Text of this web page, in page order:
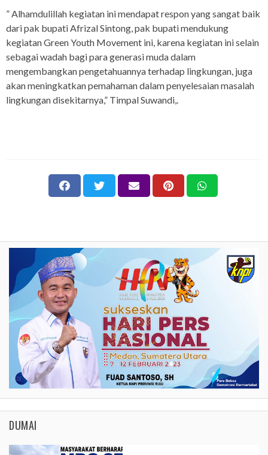
” Alhamdulillah kegiatan ini mendapat respon yang sangat baik
dari pak bupati Afrizal Sintong, pak bupati mendukung
kegiatan Green Youth Movement ini, karena kegiatan ini selain
sebagai wadah bagi para generasi muda dalam
mengembangkan pengetahuannya terhadap lingkungan, juga
akan meningkatkan pemahaman dalam penyelesaian masalah
lingkungan disekitarnya,” Timpal Suwandi,.
DUMAI